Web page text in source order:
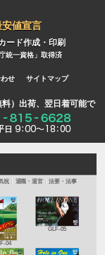
せ サイトマップ
）出荷、翌日着可能で
値宣言
ード作成・印刷
統一資格」取得済
祝 退職・退官 法要・法事
04
GLF-05